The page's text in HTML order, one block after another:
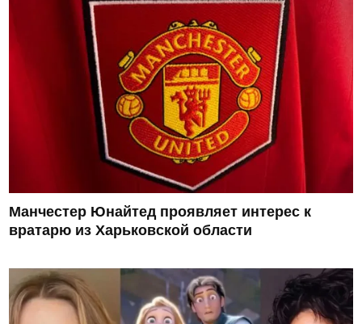
Манчестер Юнайтед проявляет интерес к
вратарю из Харьковской области